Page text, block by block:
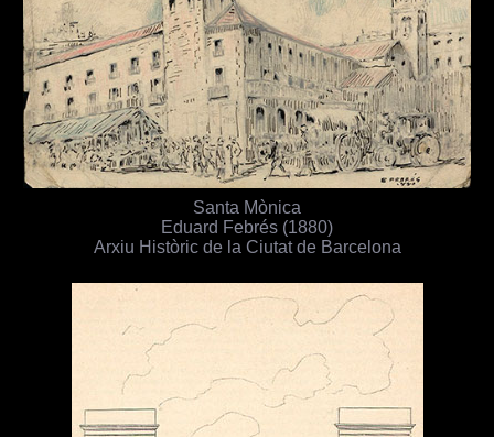
Santa Mònica
Eduard Febrés (1880)
Arxiu Històric de la Ciutat de Barcelona